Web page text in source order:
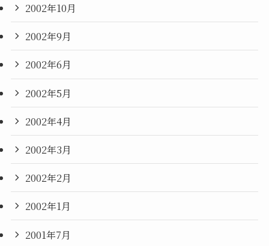
2002年10月
2002年9月
2002年6月
2002年5月
2002年4月
2002年3月
2002年2月
2002年1月
2001年7月